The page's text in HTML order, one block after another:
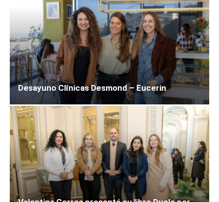
Desayuno Clínicas Desmond – Eucerin